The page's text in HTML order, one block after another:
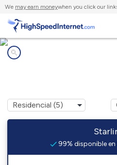
We may earn moneywhen you click our
99% disponible